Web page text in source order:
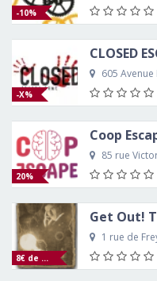
-10%
-X%
605 Avenue
20%
Coop
85 rue
8€ de réduction sur votre partie !
Get Out!
1 rue de